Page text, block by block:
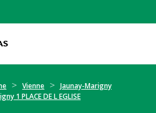
Vienne
Jaunay-Marigny
1 PLACE DE L EGLISE